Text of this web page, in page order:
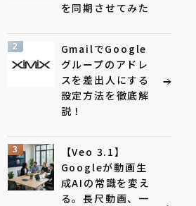
を同期させてみた
2
GmailでGoogle
グループのアドレ
スを差出人にする
設定方法を徹底解
説！
3
【Veo 3.1】
Googleが動画生
成AIの常識を変え
る。長尺動画、一